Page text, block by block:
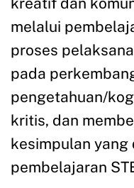
melalui
proses
pada
pengetahuan/
kritis, dan
kesimpulan
pembelajaran